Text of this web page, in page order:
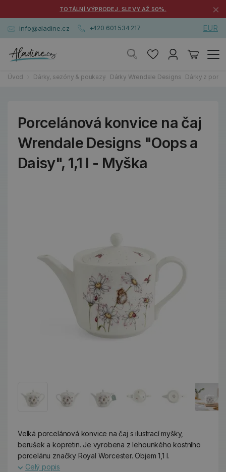
TOTÁLNÍ VÝPRODEJ. SLEVY AŽ 50%. ×
info@aladine.cz +420 601 534 217 EUR
Úvod Dárky, sezóny & poukazy Dárky Wrendale Designs Dárky z
Porcelánová konvice na čaj
Wrendale Designs "Oops a
Daisy", 1,1 l - Myška
Velká porcelánová konvice na čaj s ilustrací myšky,
berušek a kopretin. Je vyrobena z lehounkého kostního
porcelánu značky Royal Worcester. Objem 1,1 l.
Celý popis